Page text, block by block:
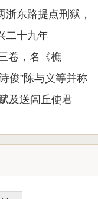
东路提点刑狱，
二十九年
卷，名《樵
俊”陈与义等并称
及送闾丘使君